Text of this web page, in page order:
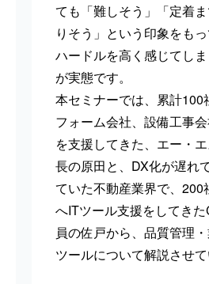
ても「難しそう」「定着
りそう」という印象をも
ハードルを高く感じてし
が実態です。
本セミナーでは、累計100
フォーム会社、設備工事
を支援してきた、エー・
長の原田と、DX化が遅れ
ていた不動産業界で、200
へITツール支援をしてき
員の佐戸から、品質管理
ツールについて解説させて